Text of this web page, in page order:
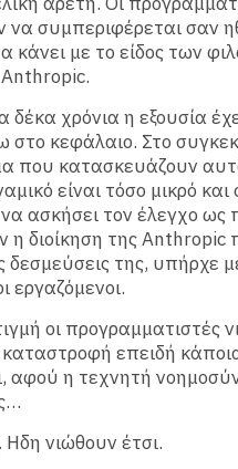
να συμπεριφέρεται σαν
κάνει με το είδος των
δέκα χρόνια η εξουσία
στο κεφάλαιο. Στο
που κατασκευάζουν
είναι τόσο μικρό
ασκήσει τον έλεγχο
η διοίκηση της
δεσμεύσεις της, υπήρχε
εργαζόμενοι.
οι προγραμματιστές
επειδή
αφού η τεχνητή
νιώθουν έτσι.